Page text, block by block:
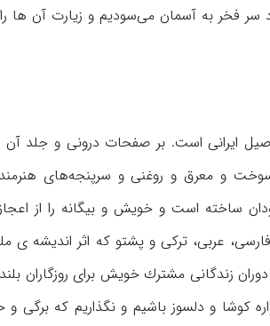
سر فخر به آسمان می‌سودیم و زیارت آن ها را
ایرانی است. بر صفحات درونی و جلد آن
و معرق و روغنی و سرپنجه‌های
ساخته است و خویش و بیگانه را از
عربی، تركی و پشتو كه اثر اندیشه ی
زندگانی مشترك خویش برای روزگاران
كوشا و دلسوز باشیم و نگذاریم كه برگی و